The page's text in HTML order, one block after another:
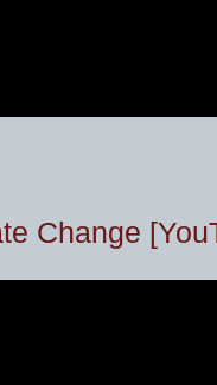
Change